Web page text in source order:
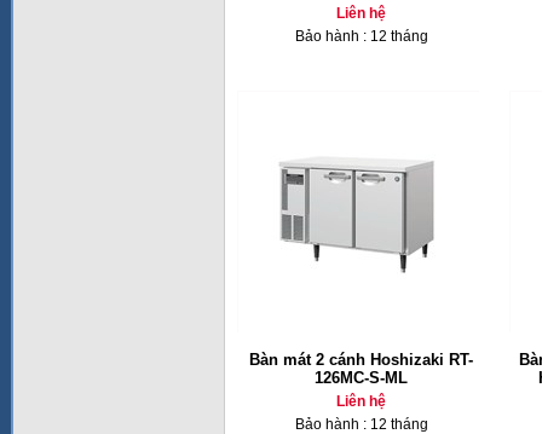
Liên hệ
Bảo hành : 12 tháng
Bàn mát 2 cánh Hoshizaki RT-
126MC-S-ML
Liên hệ
Bảo hành : 12 tháng